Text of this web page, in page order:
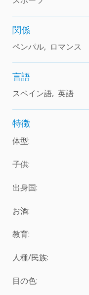
関係
ペンパル, ロマンス
言語
スペイン語, 英語
特徴
体型:
子供:
出身国:
お酒:
教育:
人種/民族:
目の色: